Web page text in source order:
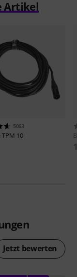
Artikel
5063
TPM 10
Jetzt bewerten